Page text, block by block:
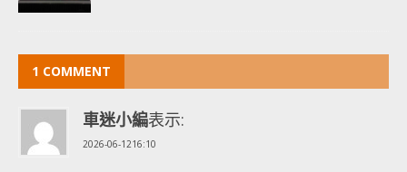
1 COMMENT
車迷小編表示:
2026-06-1216:10